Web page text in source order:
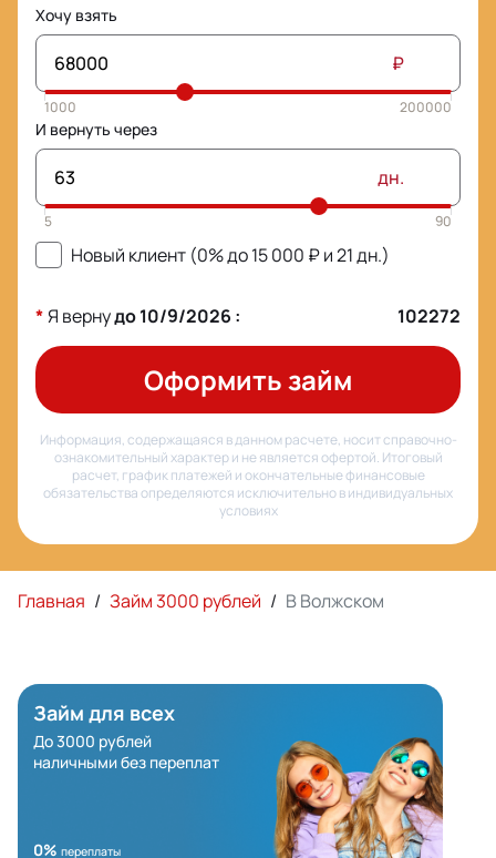
Хочу взять
₽
И вернуть через
дн.
Новый клиент (0% до15 000 ₽ и21дн.)
*Я вернудо10/9/2026 : 102272
Оформить займ
Информация, содержащаяся в данном расчете, носит справочно-
ознакомительный характер и не является офертой. Итоговый
расчет, график платежей и окончательные финансовые
обязательства определяются исключительно в индивидуальных
условиях
Главная / Займ 3000 рублей / В Волжском
Займ для всех
До 3000 рублей
наличными без переплат
0% переплаты